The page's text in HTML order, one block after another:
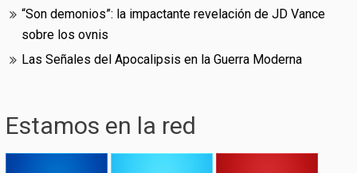
“Son demonios”: la impactante revelación de JD Vance
sobre los ovnis
Las Señales del Apocalipsis en la Guerra Moderna
Estamos en la red